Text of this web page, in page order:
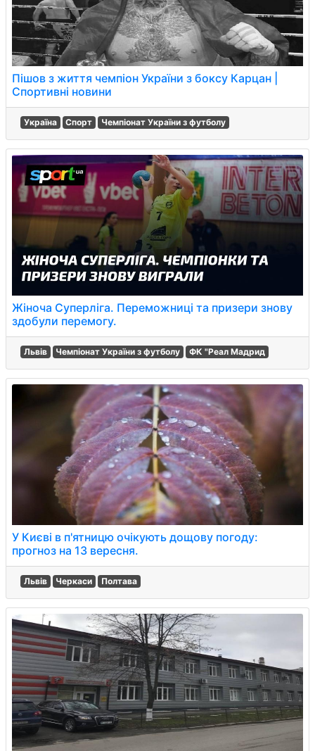
Пішов з життя чемпіон України з боксу Карцан |
Спортивні новини
Україна Спорт Чемпіонат України з футболу
Жіноча Суперліга. Переможниці та призери знову
здобули перемогу.
Львів Чемпіонат України з футболу ФК "Реал Мадрид
У Києві в п'ятницю очікують дощову погоду:
прогноз на 13 вересня.
Львів Черкаси Полтава